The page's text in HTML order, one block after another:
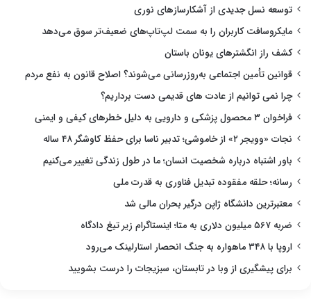
توسعه نسل جدیدی از آشکارسازهای نوری
مایکروسافت کاربران را به سمت لپ‌تاپ‌های ضعیف‌تر سوق می‌دهد
کشف راز انگشترهای یونان باستان
قوانین تأمین اجتماعی به‌روزرسانی می‌شوند؟ اصلاح قانون به نفع مردم
چرا نمی توانیم از عادت های قدیمی دست برداریم؟
فراخوان ۳ محصول پزشکی و دارویی به دلیل خطرهای کیفی و ایمنی
نجات «وویجر ۲» از خاموشی؛ تدبیر ناسا برای حفظ کاوشگر ۴۸ ساله
باور اشتباه درباره شخصیت انسان؛ ما در طول زندگی تغییر می‌کنیم
رسانه؛ حلقه مفقوده تبدیل فناوری به قدرت ملی
معتبرترین دانشگاه ژاپن درگیر بحران مالی شد
ضربه ۵۶۷ میلیون دلاری به متا؛ اینستاگرام زیر تیغ دادگاه
اروپا با ۳۴۸ ماهواره به جنگ انحصار استارلینک می‌رود
برای پیشگیری از وبا در تابستان، سبزیجات را درست بشویید